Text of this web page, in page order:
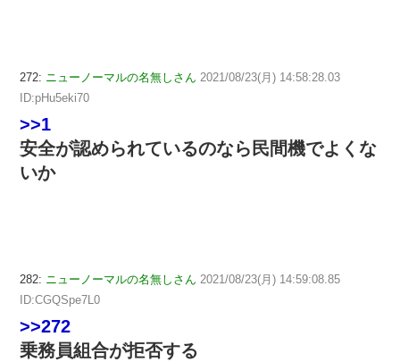
272: ニューノーマルの名無しさん 2021/08/23(月) 14:58:28.03
ID:pHu5eki70
>>1
安全が認められているのなら民間機でよくな
いか
282: ニューノーマルの名無しさん 2021/08/23(月) 14:59:08.85
ID:CGQSpe7L0
>>272
乗務員組合が拒否する